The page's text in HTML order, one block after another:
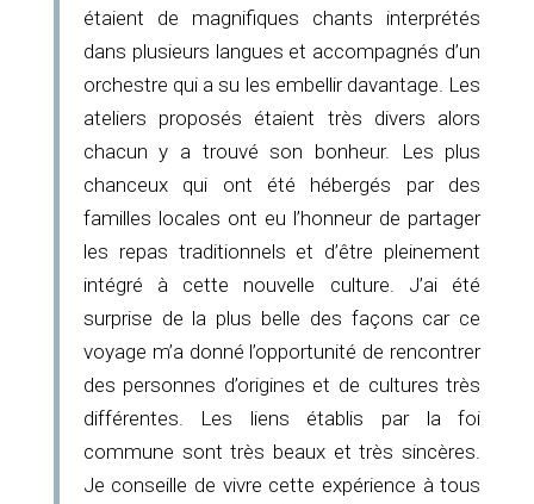
étaient de magnifiques chants interprétés
dans plusieurs langues et accompagnés d’un
orchestre qui a su les embellir davantage. Les
ateliers proposés étaient très divers alors
chacun y a trouvé son bonheur. Les plus
chanceux qui ont été hébergés par des
familles locales ont eu l’honneur de partager
les repas traditionnels et d’être pleinement
intégré à cette nouvelle culture. J’ai été
surprise de la plus belle des façons car ce
voyage m’a donné l’opportunité de rencontrer
des personnes d’origines et de cultures très
différentes. Les liens établis par la foi
commune sont très beaux et très sincères.
Je conseille de vivre cette expérience à tous